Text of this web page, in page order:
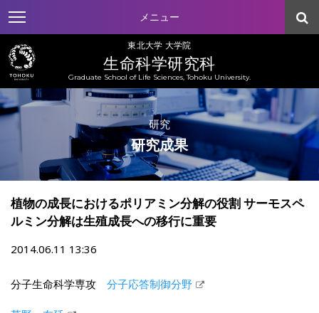
メニュー
東北大学 大学院
生命科学研究科
Graduate School of Life Sciences, Tohoku University.
研究
研究成果
植物の成長におけるポリアミン分解の役割 サーモスペ
ルミン分解は生殖成長への移行に重要
2014.06.11 13:36
分子生命科学専攻 分子応答制御分野